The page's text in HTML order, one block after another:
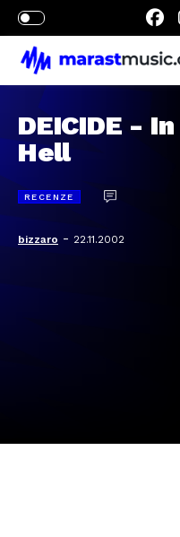
DEICIDE -
Hell
RECENZE
bizzaro - 22.11.2002